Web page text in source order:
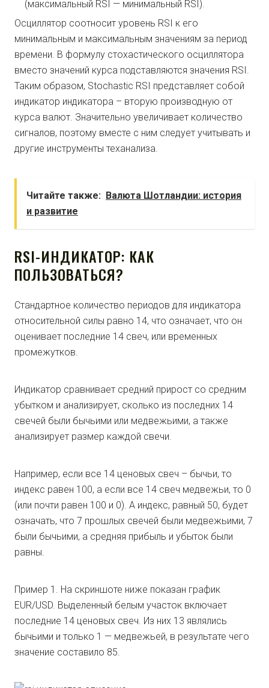
(максимальный RSI — минимальный RSI).
Осциллятор соотносит уровень RSI к его
минимальным и максимальным значениям за период
времени. В формулу стохастического осциллятора
вместо значений курса подставляются значения RSI.
Таким образом, Stochastic RSI представляет собой
индикатор индикатора – вторую производную от
курса валют. Значительно увеличивает количество
сигналов, поэтому вместе с ним следует учитывать и
другие инструменты теханализа.
Читайте также: Валюта Шотландии: история
и развитие
RSI-ИНДИКАТОР: КАК
ПОЛЬЗОВАТЬСЯ?
Стандартное количество периодов для индикатора
относительной силы равно 14, что означает, что он
оценивает последние 14 свеч, или временных
промежутков.
Индикатор сравнивает средний прирост со средним
убытком и анализирует, сколько из последних 14
свечей были бычьими или медвежьими, а также
анализирует размер каждой свечи.
Например, если все 14 ценовых свеч – бычьи, то
индекс равен 100, а если все 14 свеч медвежьи, то 0
(или почти равен 100 и 0). А индекс, равный 50, будет
означать, что 7 прошлых свечей были медвежьими, 7
были бычьими, а средняя прибыль и убыток были
равны.
Пример 1. На скриншоте ниже показан график
EUR/USD. Выделенный белым участок включает
последние 14 ценовых свеч. Из них 13 являлись
бычьими и только 1 — медвежьей, в результате чего
значение составило 85.